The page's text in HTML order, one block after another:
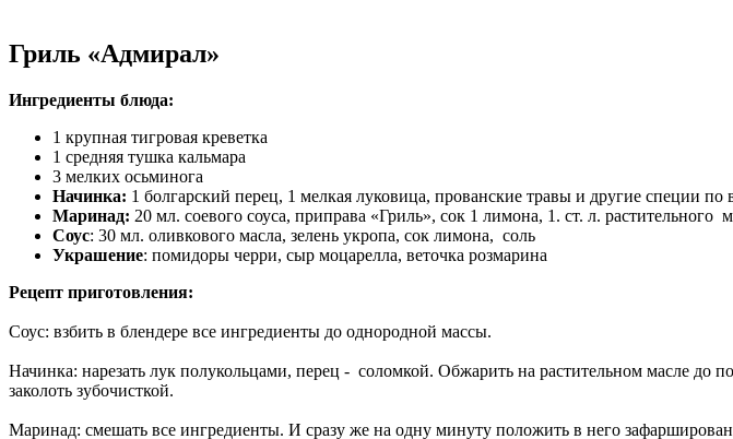
Гриль «Адмирал»
Ингредиенты блюда:
1 крупная тигровая креветка
1 средняя тушка кальмара
3 мелких осьминога
Начинка: 1 болгарский перец, 1 мелкая луковица, прованские травы и другие специи по
Маринад: 20 мл. соевого соуса, приправа «Гриль», сок 1 лимона, 1. ст. л. растительного
Соус: 30 мл. оливкового масла, зелень укропа, сок лимона, соль
Украшение: помидоры черри, сыр моцарелла, веточка розмарина
Рецепт приготовления:
Соус: взбить в блендере все ингредиенты до однородной массы.
Начинка: нарезать лук полукольцами, перец - соломкой. Обжарить на растительном масле до
заколоть зубочисткой.
Маринад: смешать все ингредиенты. И сразу же на одну минуту положить в него